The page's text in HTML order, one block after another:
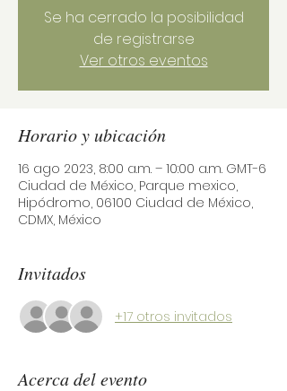
Se ha cerrado la posibilidad
de registrarse
Ver otros eventos
Horario y ubicación
16 ago 2023, 8:00 a.m. – 10:00 a.m. GMT-6
Ciudad de México, Parque mexico,
Hipódromo, 06100 Ciudad de México,
CDMX, México
Invitados
+17 otros invitados
Acerca del evento